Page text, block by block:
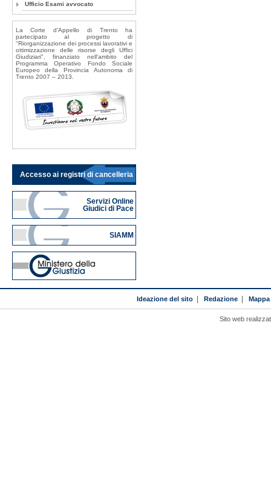
Ufficio Esami avvocato
La Corte d'Appello di Trento ha
partecipato al progetto di
"Riorganizzazione dei processi lavorativi e
ottimizzazione delle risorse degli Uffici
Giudiziari", finanziato nell'ambito del
Programma Operativo Fondo Sociale
Europeo della Provincia Autonoma di
Trento 2007 – 2013.
Accesso ai registri di cancelleria
Servizi Online
Giudici di Pace
SIAMM
Ideazione del sito| Redazione|
Sito web